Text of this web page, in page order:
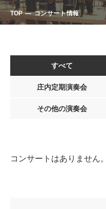
TOP コンサート情報
すべて
庄内定期演奏会
その他の演奏会
コンサートはありません。